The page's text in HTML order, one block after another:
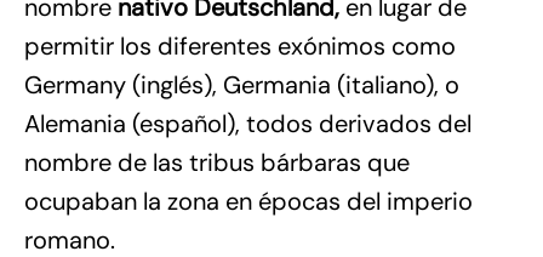
nombre nativo Deutschland, en lugar de
permitir los diferentes exónimos como
Germany (inglés), Germania (italiano), o
Alemania (español), todos derivados del
nombre de las tribus bárbaras que
ocupaban la zona en épocas del imperio
romano.